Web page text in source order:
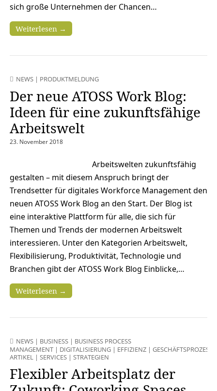
sich große Unternehmen der Chancen…
Weiterlesen →
NEWS | PRODUKTMELDUNG
Der neue ATOSS Work Blog:
Ideen für eine zukunftsfähige
Arbeitswelt
23. November 2018
Arbeitswelten zukunftsfähig
gestalten – mit diesem Anspruch bringt der
Trendsetter für digitales Workforce Management den
neuen ATOSS Work Blog an den Start. Der Blog ist
eine interaktive Plattform für alle, die sich für
Themen und Trends der modernen Arbeitswelt
interessieren. Unter den Kategorien Arbeitswelt,
Flexibilisierung, Produktivität, Technologie und
Branchen gibt der ATOSS Work Blog Einblicke,…
Weiterlesen →
NEWS | BUSINESS | BUSINESS PROCESS
MANAGEMENT | DIGITALISIERUNG | EFFIZIENZ | GESCHÄFTSPROZESSE
ARTIKEL | SERVICES | STRATEGIEN
Flexibler Arbeitsplatz der